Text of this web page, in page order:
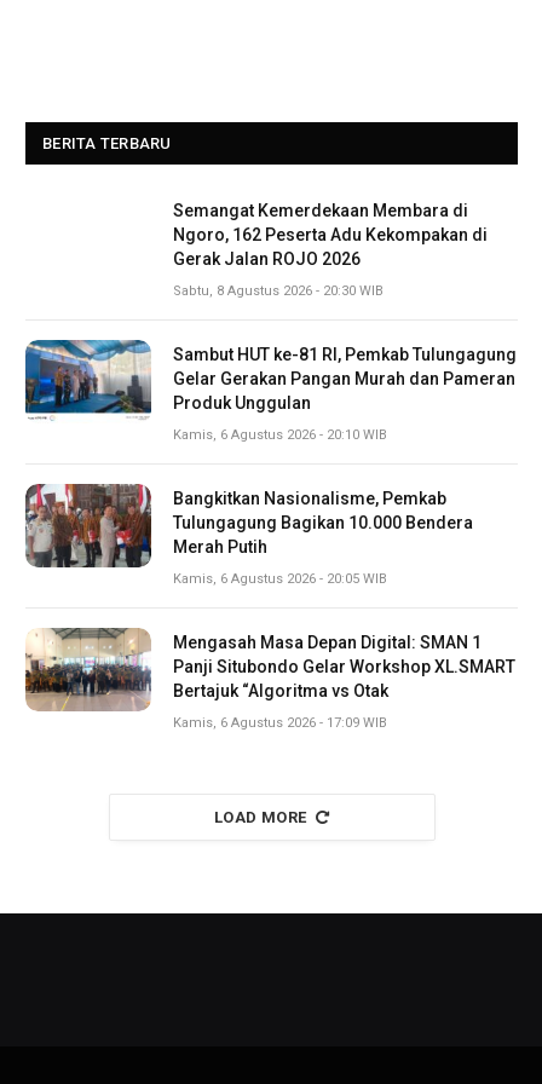
BERITA TERBARU
Semangat Kemerdekaan Membara di
Ngoro, 162 Peserta Adu Kekompakan di
Gerak Jalan ROJO 2026
Sabtu, 8 Agustus 2026 - 20:30 WIB
Sambut HUT ke-81 RI, Pemkab Tulungagung
Gelar Gerakan Pangan Murah dan Pameran
Produk Unggulan
Kamis, 6 Agustus 2026 - 20:10 WIB
Bangkitkan Nasionalisme, Pemkab
Tulungagung Bagikan 10.000 Bendera
Merah Putih
Kamis, 6 Agustus 2026 - 20:05 WIB
Mengasah Masa Depan Digital: SMAN 1
Panji Situbondo Gelar Workshop XL.SMART
Bertajuk “Algoritma vs Otak
Kamis, 6 Agustus 2026 - 17:09 WIB
LOAD MORE